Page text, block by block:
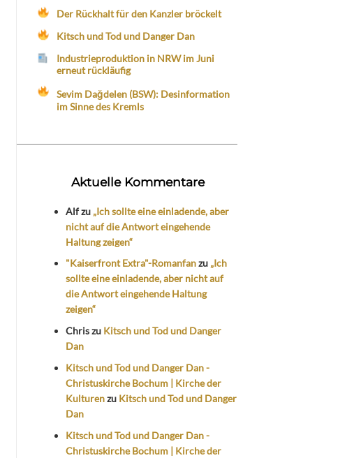
Der Rückhalt für den Kanzler bröckelt
Kitsch und Tod und Danger Dan
Industrieproduktion in NRW im Juni
erneut rückläufig
Sevim Dağdelen (BSW): Desinformation
im Sinne des Kremls
Aktuelle Kommentare
Alfzu „Ich sollte eine einladende, aber
nicht auf die Antwort eingehende
Haltung zeigen“
"Kaiserfront Extra"-Romanfanzu „Ich
sollte eine einladende, aber nicht auf
die Antwort eingehende Haltung
zeigen“
Chriszu Kitsch und Tod und Danger
Dan
Kitsch und Tod und Danger Dan -
Christuskirche Bochum | Kirche der
Kulturenzu Kitsch und Tod und Danger
Dan
Kitsch und Tod und Danger Dan -
Christuskirche Bochum | Kirche der